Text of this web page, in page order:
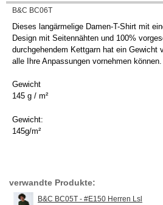
B&C BC06T
Dieses langärmelige Damen-T-Shirt mit
Design mit Seitennähten und 100%
durchgehendem Kettgarn hat ein Gewicht
alle Ihre Anpassungen vornehmen können.
Gewicht
145 g / m²
Gewicht:
145g/m²
verwandte Produkte:
B&C BC05T - #E150 Herren Lsl